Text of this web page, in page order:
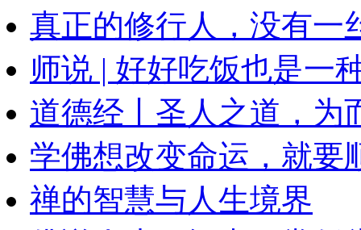
真正的修行人，没有一
师说 | 好好吃饭也是一
道德经丨圣人之道，为
学佛想改变命运，就要
禅的智慧与人生境界